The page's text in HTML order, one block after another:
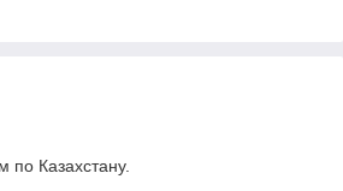
по Казахстану.